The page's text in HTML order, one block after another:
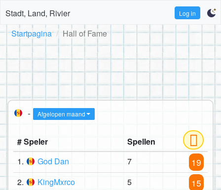
Stadt, Land, Rivier Log in
Startpagina Hall of Fame
- Afgelopen maand
# Speler
Spellen
1.
God Dan 7 19
2. KingMxrco 5 15